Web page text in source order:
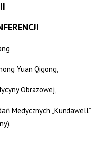
Yuan Qigong,
Obrazowej,
Medycznych „Kundawell”